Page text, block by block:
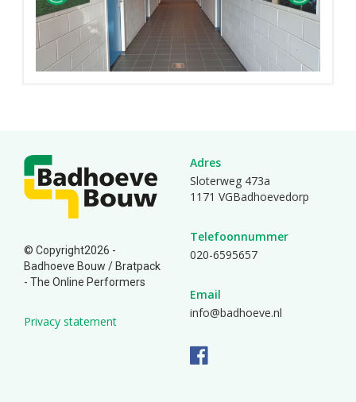
© Copyright2026 -
Badhoeve Bouw / Bratpack
- The Online Performers
Privacy statement
Adres
Sloterweg 473a
1171 VGBadhoevedorp
Telefoonnummer
020-6595657
Email
info@badhoeve.nl